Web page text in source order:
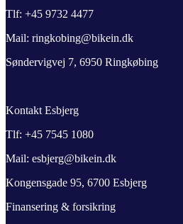
Tlf: +45 9732 4477
Mail: ringkobing@bikein.dk
Søndervigvej 7, 6950 Ringkøbing
Kontakt Esbjerg
Tlf: +45 7545 1080
Mail: esbjerg@bikein.dk
Kongensgade 95, 6700 Esbjerg
Finansering & forsikring